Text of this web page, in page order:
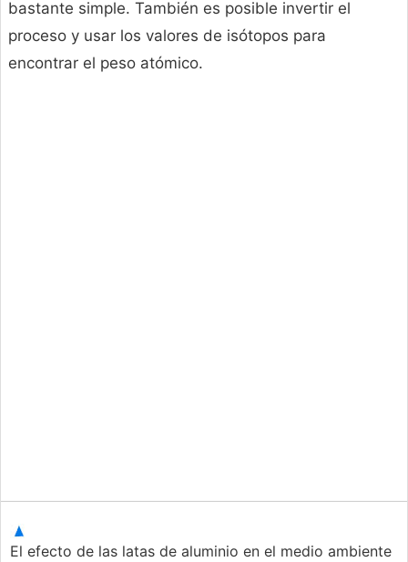
bastante simple. También es posible invertir el
proceso y usar los valores de isótopos para
encontrar el peso atómico.
El efecto de las latas de aluminio en el medio ambiente